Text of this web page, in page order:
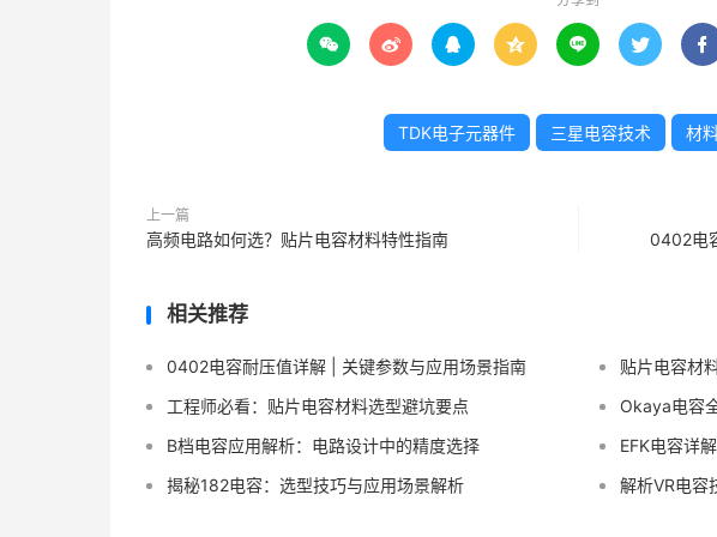
      
TDK电子元器件 三星电容技术 材
上一篇
高频电路如何选？贴片电容材料特性指南 0402电
相关推荐
0402电容耐压值详解 | 关键参数与应用场景指南
贴片电容材
工程师必看：贴片电容材料选型避坑要点
Okaya电容
B档电容应用解析：电路设计中的精度选择
EFK电容详
揭秘182电容：选型技巧与应用场景解析
解析VR电容